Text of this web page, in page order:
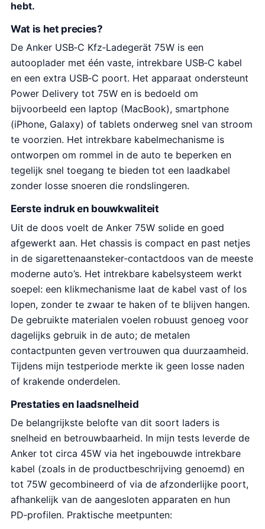
hebt.
Wat is het precies?
De Anker USB‑C Kfz‑Ladegerät 75W is een
autooplader met één vaste, intrekbare USB‑C kabel
en een extra USB‑C poort. Het apparaat ondersteunt
Power Delivery tot 75W en is bedoeld om
bijvoorbeeld een laptop (MacBook), smartphone
(iPhone, Galaxy) of tablets onderweg snel van stroom
te voorzien. Het intrekbare kabelmechanisme is
ontworpen om rommel in de auto te beperken en
tegelijk snel toegang te bieden tot een laadkabel
zonder losse snoeren die rondslingeren.
Eerste indruk en bouwkwaliteit
Uit de doos voelt de Anker 75W solide en goed
afgewerkt aan. Het chassis is compact en past netjes
in de sigarettenaansteker‑contactdoos van de meeste
moderne auto’s. Het intrekbare kabelsysteem werkt
soepel: een klikmechanisme laat de kabel vast of los
lopen, zonder te zwaar te haken of te blijven hangen.
De gebruikte materialen voelen robuust genoeg voor
dagelijks gebruik in de auto; de metalen
contactpunten geven vertrouwen qua duurzaamheid.
Tijdens mijn testperiode merkte ik geen losse naden
of krakende onderdelen.
Prestaties en laadsnelheid
De belangrijkste belofte van dit soort laders is
snelheid en betrouwbaarheid. In mijn tests leverde de
Anker tot circa 45W via het ingebouwde intrekbare
kabel (zoals in de productbeschrijving genoemd) en
tot 75W gecombineerd of via de afzonderlijke poort,
afhankelijk van de aangesloten apparaten en hun
PD‑profilen. Praktische meetpunten: